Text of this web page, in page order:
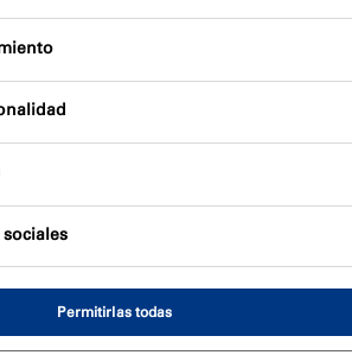
y suelos. Por lo tanto, es necesario
de sellado resistentes al fuego,
y otras soluciones
de diferente tipo (o del mismo
una tolva puede incluir pasos
Permitirlas todas